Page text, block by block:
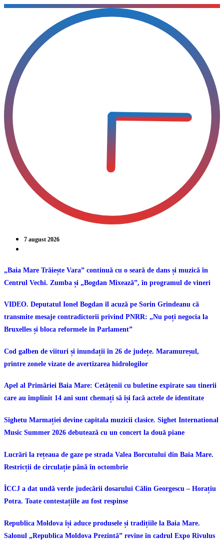
Sari
7 august 2026
„Baia Mare Trăiește Vara” continuă cu o seară de dans și muzică în
Centrul Vechi. Zumba și „Bogdan Mixează”, în programul de vineri
VIDEO. Deputatul Ionel Bogdan îl acuză pe Sorin Grindeanu că
transmite mesaje contradictorii privind PNRR: „Nu poți negocia la
Bruxelles și bloca reformele în Parlament”
Cod galben de viituri și inundații în 26 de județe. Maramureșul,
printre zonele vizate de avertizarea hidrologilor
Apel al Primăriei Baia Mare: Cetățenii cu buletine expirate sau tinerii
care au împlinit 14 ani sunt chemați să își facă actele de identitate
Sighetu Marmației devine capitala muzicii clasice. Sighet International
Music Summer 2026 debutează cu un concert la două piane
Lucrări la rețeaua de gaze pe strada Valea Borcutului din Baia Mare.
Restricții de circulație până în octombrie
ÎCCJ a dat undă verde judecării dosarului Călin Georgescu – Horațiu
Potra. Toate contestațiile au fost respinse
Republica Moldova își aduce produsele și tradițiile la Baia Mare.
Salonul „Republica Moldova Prezintă” revine în cadrul Expo Rivulus